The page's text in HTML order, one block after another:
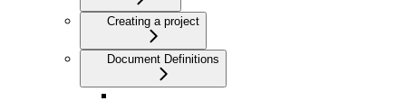
Creating a project
Document Definitions